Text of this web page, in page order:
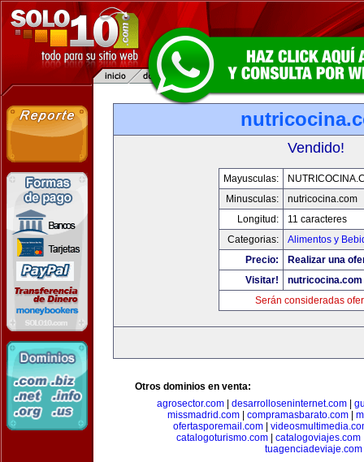
Vendido!
Mayusculas:
Minusculas:
nutricocina.com
Longitud:
11 caracteres
Categorias:
Alimentos y
Precio:
Realizar una
Visitar!
nutricocina.com
Serán consideradas
Otros dominios en venta:
agrosector.com
desarrolloseninternet.com
missmadrid.com| compramasbarato.com|
ofertasporemail.com
catalogoturismo.com
catalogoviajes.com
tuagenciadeviaje.com